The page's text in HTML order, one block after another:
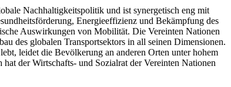
Nachhaltigkeitspolitik und ist synergetisch eng mit
Energieeffizienz und Bekämpfung des
Auswirkungen von Mobilität. Die Vereinten Nationen
des globalen Transportsektors in all seinen Dimensionen.
leidet die Bevölkerung an anderen Orten unter hohem
der Wirtschafts- und Sozialrat der Vereinten Nationen